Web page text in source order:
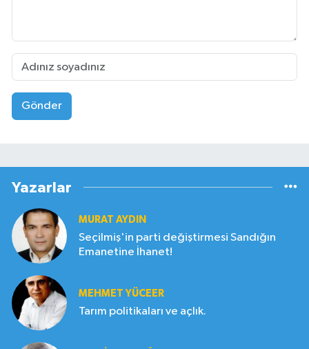
Gönder
Yazarlar
MURAT AYDIN
Seçilmiş'in parti değiştirmesi Sandığın
Emanetine İhanet!
MEHMET YÜCEER
Tarım politikaları ve açlık.